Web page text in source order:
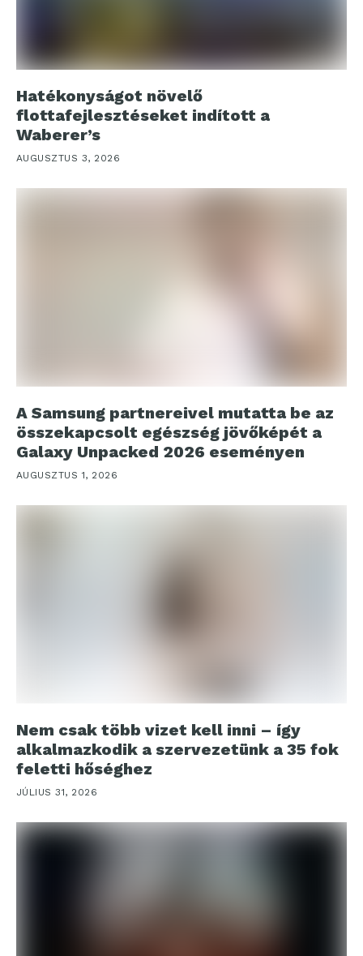
Hatékonyságot növelő
flottafejlesztéseket indított a
Waberer’s
AUGUSZTUS 3, 2026
A Samsung partnereivel mutatta be az
összekapcsolt egészség jövőképét a
Galaxy Unpacked 2026 eseményen
AUGUSZTUS 1, 2026
Nem csak több vizet kell inni – így
alkalmazkodik a szervezetünk a 35 fok
feletti hőséghez
JÚLIUS 31, 2026